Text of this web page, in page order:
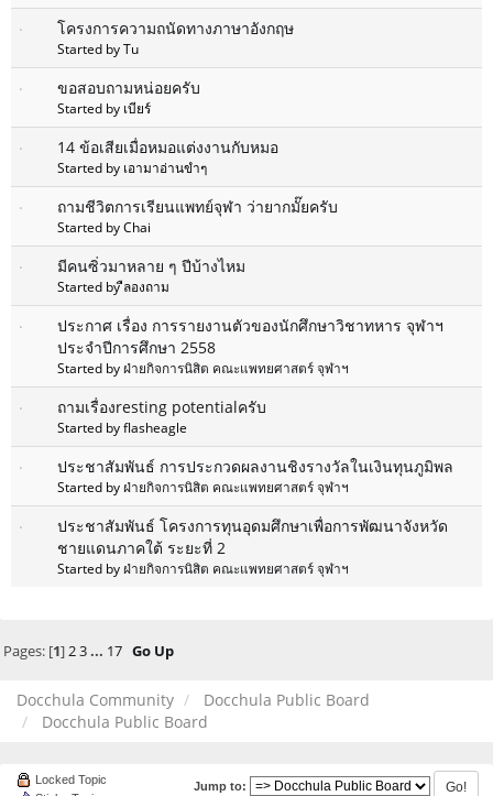
โครงการความถนัดทางภาษาอังกฤษ
Started by Tu
ขอสอบถามหน่อยครับ
Started by เบียร์
14 ข้อเสียเมื่อหมอแต่งงานกับหมอ
Started by เอามาอ่านขำๆ
ถามชีวิตการเรียนแพทย์จุฬา ว่ายากมั๊ยครับ
Started by Chai
มีคนซิ่วมาหลาย ๆ ปีบ้างไหม
Started by ืลองถาม
ประกาศ เรื่อง การรายงานตัวของนักศึกษาวิชาทหาร จุฬาฯ
ประจำปีการศึกษา 2558
Started byฝ่ายกิจการนิสิต คณะแพทยศาสตร์ จุฬาฯ
ถามเรื่องresting potentialครับ
Started by flasheagle
ประชาสัมพันธ์ การประกวดผลงานชิงรางวัลในเงินทุนภูมิพล
Started byฝ่ายกิจการนิสิต คณะแพทยศาสตร์ จุฬาฯ
ประชาสัมพันธ์ โครงการทุนอุดมศึกษาเพื่อการพัฒนาจังหวัด
ชายแดนภาคใต้ ระยะที่ 2
Started byฝ่ายกิจการนิสิต คณะแพทยศาสตร์ จุฬาฯ
Pages: [1]2 3 ... 17 Go Up
Docchula Community
Docchula Public Board
Docchula Public Board
Jump to:
Locked Topic